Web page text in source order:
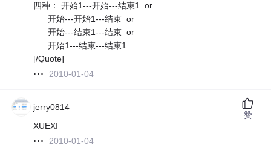
四种： 开始1---开始---结束1 or
开始---开始1---结束 or
开始---结束1---结束 or
开始1---结束---结束1
[/Quote]
2010-01-04
jerry0814
XUEXI
2010-01-04
赞